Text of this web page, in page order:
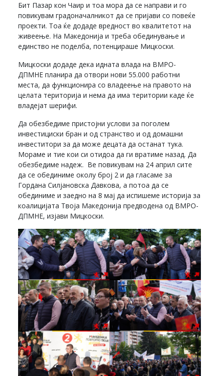
Бит Пазар кон Чаир и тоа мора да се направи и го
повикувам градоначалникот да се пријави со повеќе
проекти. Тоа ќе додаде вредност во квалитетот на
живеење. На Македонија и треба обединување и
единство не поделба, потенцираше Мицкоски.
Мицкоски додаде дека идната влада на ВМРО-
ДПМНЕ планира да отвори нови 55.000 работни
места, да функционира со владеење на правото на
целата територија и нема да има територии каде ќе
владејат шерифи.
Да обезбедиме пристојни услови за поголем
инвестициски бран и од странство и од домашни
инвеститори за да може децата да останат тука.
Мораме и тие кои си отидоа да ги вратиме назад. Да
обезбедиме надеж. Ве повикувам на 24 април сите
да се обединиме околу број 2 и да гласаме за
Гордана Силјановска Давкова, а потоа да се
обединиме и заедно на 8 мај да испишеме историја за
коалицијата Твоја Македонија предводена од ВМРО-
ДПМНЕ, изјави Мицкоски.